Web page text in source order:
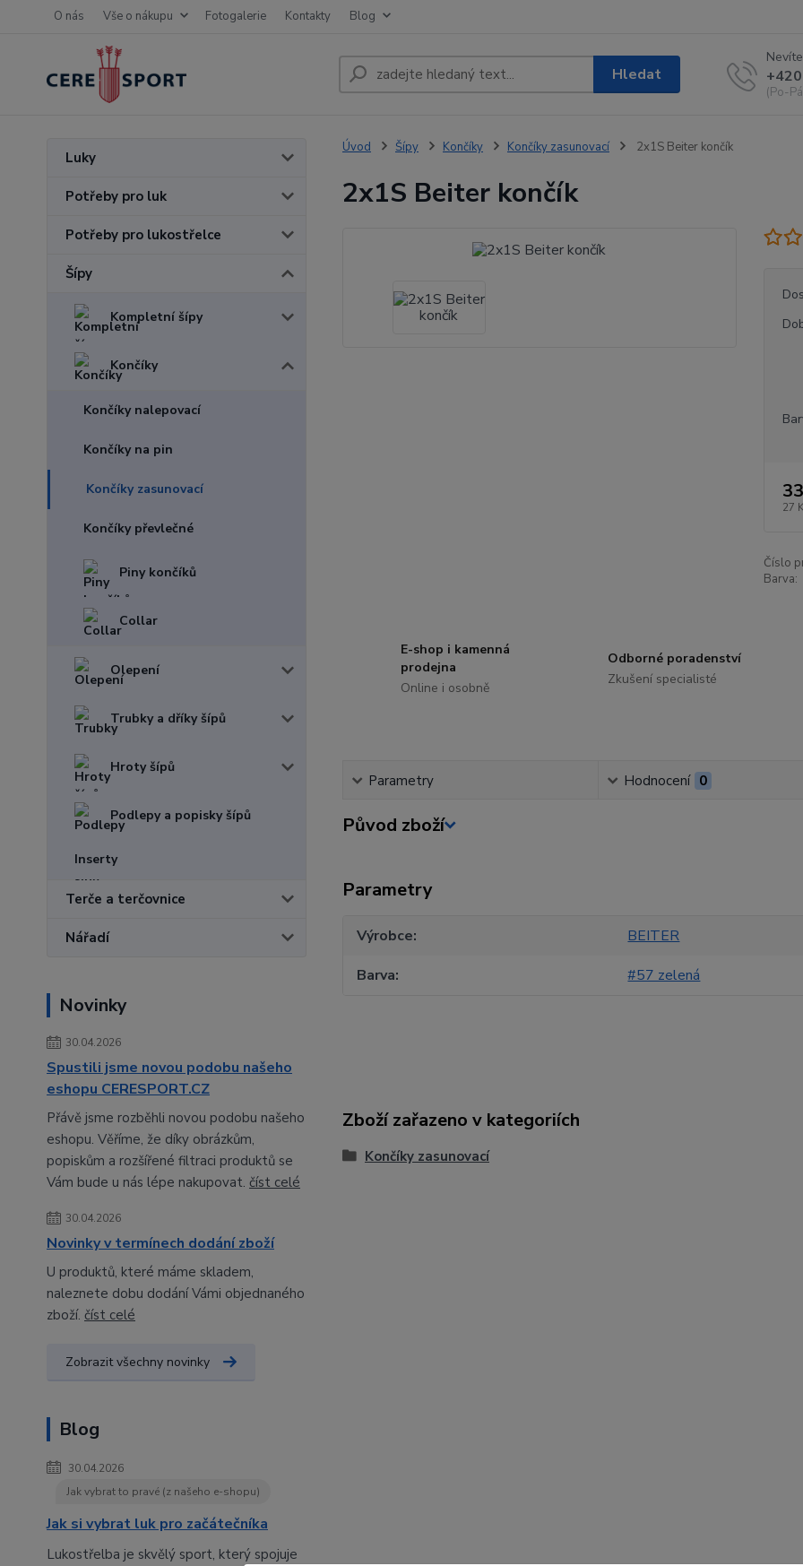
O nás Vše o nákupu Fotogalerie Kontakty Blog
Hledat
(Po-
Luky
Potřeby pro luk
Potřeby pro lukostřelce
Šípy
Kompletní šípy
Končíky
Končíky nalepovací
Končíky na pin
Končíky zasunovací
Končíky převlečné
Piny končíků
Collar
Olepení
Trubky a dříky šípů
Hroty šípů
Podlepy a popisky šípů
Inserty
Terče a terčovnice
Nářadí
Novinky
30.04.2026
Spustili jsme novou podobu našeho
eshopu CERESPORT.CZ
Přávě jsme rozběhli novou podobu našeho
eshopu. Věříme, že díky obrázkům,
popiskům a rozšířené filtraci produktů se
Vám bude u nás lépe nakupovat. číst celé
30.04.2026
Novinky v termínech dodání zboží
U produktů, které máme skladem,
naleznete dobu dodání Vámi objednaného
zboží. číst celé
Zobrazit všechny novinky
Blog
30.04.2026
Jak vybrat to pravé (z našeho e-shopu)
Jak si vybrat luk pro začátečníka
Lukostřelba je skvělý sport, který spojuje
Úvod Šípy Končíky Končíky zasunovací 2x1S Beiter končík
2x1S Beiter končík
27
Číslo
Barva:
E-shop i kamenná
prodejna
Online i osobně
Odborné poradenství
Zkušení specialisté
Parametry Hodnocení 0
Původ zboží
Parametry
Výrobce
BEITER
Barva
#57 zelená
Zboží zařazeno v kategoriích
Končíky zasunovací